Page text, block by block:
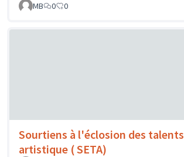
MB
0 0
Sourtiens à l'éclosion des talents
artistique ( SETA)